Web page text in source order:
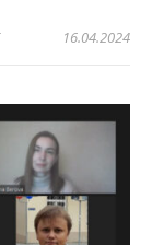
16.04.2024